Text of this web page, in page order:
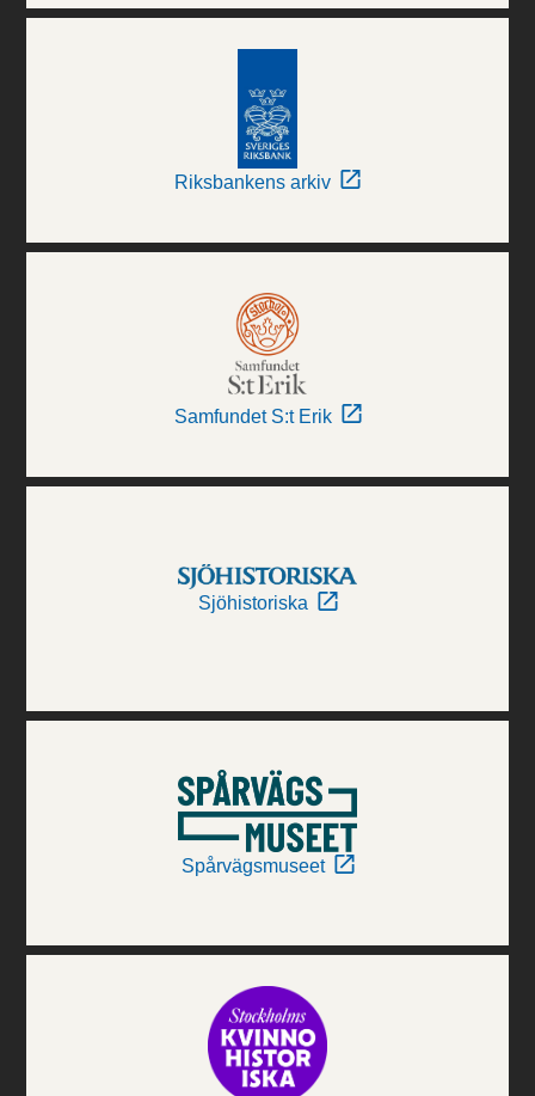
Riksbankens arkiv
Samfundet S:t Erik
Sjöhistoriska
Spårvägsmuseet